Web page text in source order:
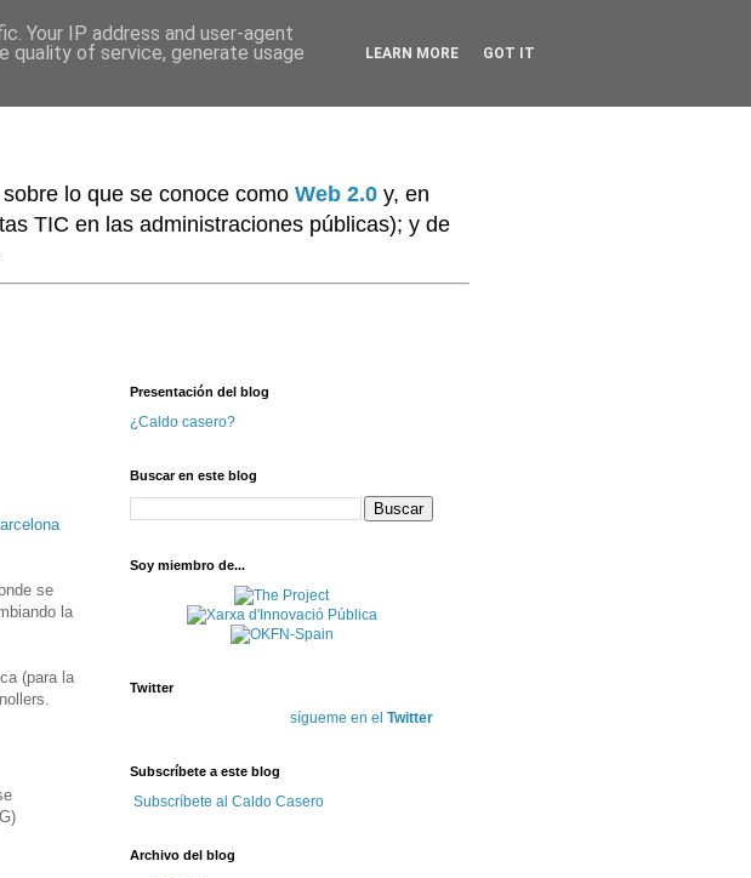
lo que se conoce como Web 2.0 y, en
TIC en las administraciones públicas); y de
se
la
(para la
Presentación del blog
¿Caldo casero?
Buscar en este blog
Soy miembro de...
Twitter
sígueme en el Twitter
Subscríbete a este blog
Subscríbete al Caldo Casero
Archivo del blog
Your IP address and user-agent
quality of service, generate usage
LEARN MORE GOT IT